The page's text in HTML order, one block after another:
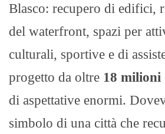
Blasco: recupero di edifici,
del waterfront, spazi per
culturali, sportive e di
progetto da oltre 18 milioni
di aspettative enormi.
simbolo di una città che